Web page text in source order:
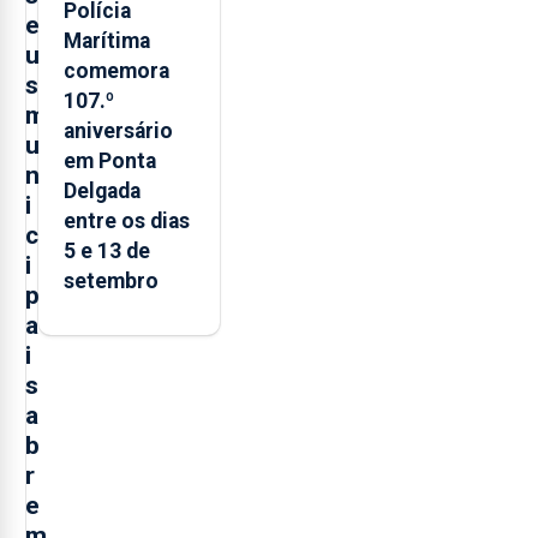
e
u
s
m
u
n
i
c
i
p
a
i
s
a
b
r
e
Polícia
Marítima
comemora
107.º
aniversário
em Ponta
Delgada
entre os dias
5 e 13 de
setembro